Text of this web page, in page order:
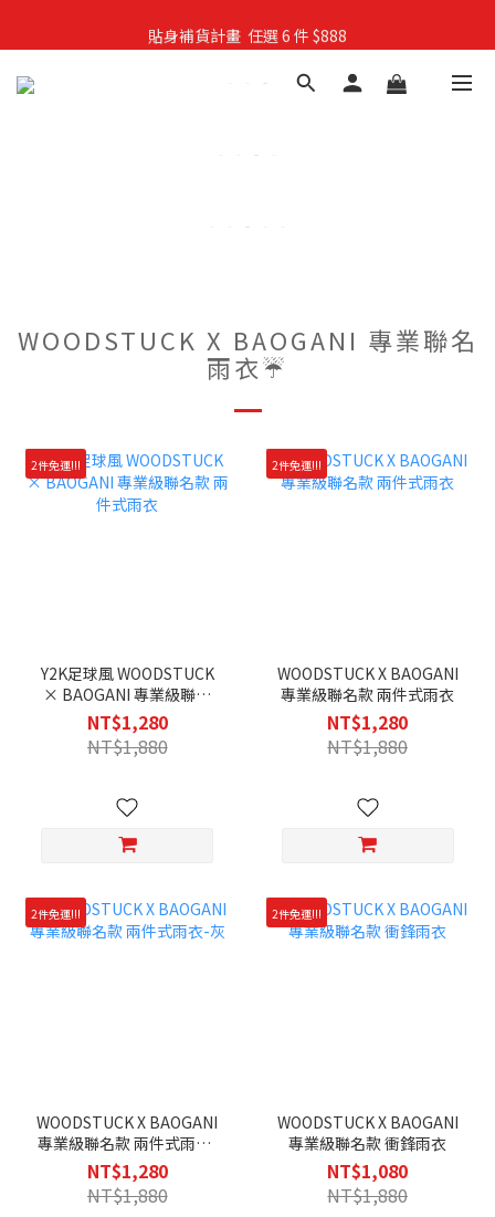
親子穿搭計畫・88 折限定
貼身補貨計畫  任選 6 件 $888
買4件短T送雨傘☂️！【這把傘，大概率不是你在撐☂️】
WOODSTUCK X BAOGANI 專業聯名
雨衣☔
2件免運!!!
Y2K足球風 WOODSTUCK
× BAOGANI 專業級聯名
款 兩件式雨衣
NT$1,280
NT$1,880
2件免運!!!
WOODSTUCK X BAOGANI
專業級聯名款 兩件式雨衣
NT$1,280
NT$1,880
2件免運!!!
WOODSTUCK X BAOGANI
專業級聯名款 兩件式雨衣-
灰
NT$1,280
NT$1,880
2件免運!!!
WOODSTUCK X BAOGANI
專業級聯名款 衝鋒雨衣
NT$1,080
NT$1,880